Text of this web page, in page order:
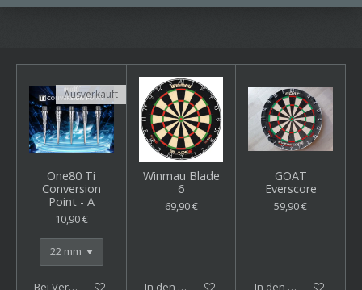
Ausverkauft
One80 Ti
Conversion
Point - A
10,90 €
Winmau Blade
6
69,90 €
GOAT
Everscore
59,90 €